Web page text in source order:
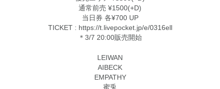
通常前売 ¥1500(+D)
当日券 各¥700 UP
TICKET : https://t.livepocket.jp/e/0316ell
＊3/7 20:00販売開始
LEIWAN
AIBECK
EMPATHY
蜜兎